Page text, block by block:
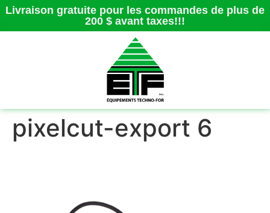
Livraison gratuite pour les commandes de plus de
200 $ avant taxes!!!
pixelcut-export 6